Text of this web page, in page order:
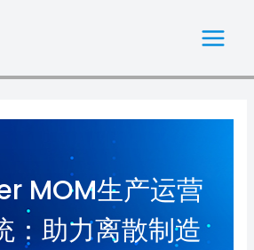
MOM生产运营
：助力离散制造